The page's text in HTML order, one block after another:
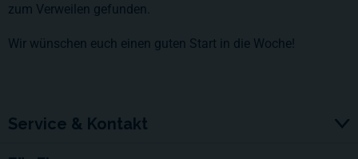
zum Verweilen gefunden.
Wir wünschen euch einen guten Start in die Woche!
Service & Kontakt